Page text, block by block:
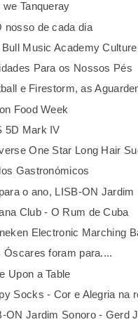
we Tanqueray
nosso de cada dia
Bull Music Academy
Para os Nossos Pés
e Firestorm, as
Food Week
5D Mark IV
One Star Long Hair
Gastronómicos
o ano, LISB-ON Jardim
Club - O Rum de Cuba
Electronic Marching
Óscares foram para....
Upon a Table
Socks - Cor e Alegria na
ON Jardim Sonoro - Gerd